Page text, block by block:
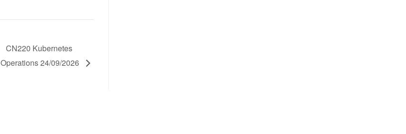
CN220 Kubernetes
Operations 24/09/2026